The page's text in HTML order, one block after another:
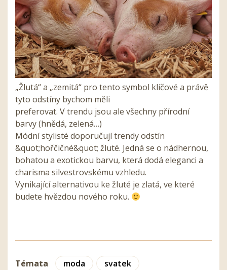
„Žlutá“ a „zemitá“ pro tento symbol klíčové a právě
tyto odstíny bychom měli
preferovat. V trendu jsou ale všechny přírodní
barvy (hnědá, zelená…)
Módní stylisté doporučují trendy odstín
&quot;hořčičné&quot; žluté. Jedná se o nádhernou,
bohatou a exotickou barvu, která dodá eleganci a
charisma silvestrovskému vzhledu.
Vynikající alternativou ke žluté je zlatá, ve které
budete hvězdou nového roku.
Témata moda svatek